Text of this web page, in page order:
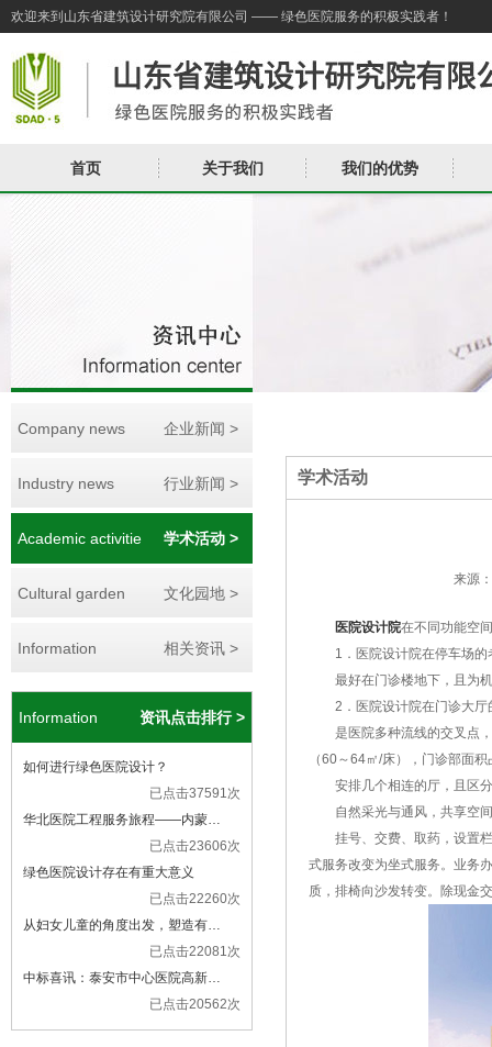
欢迎来到山东省建筑设计研究院有限公司 —— 绿色医院服务的积极实践者！
首页 关于我们 我们的优势
企业新闻 >
Company news
行业新闻 >
Industry news
学术活动 >
Academic activitie
文化园地 >
Cultural garden
相关资讯 >
Information
Information 资讯点击排行 >
如何进行绿色医院设计？
已点击37591次
华北医院工程服务旅程——内蒙…
已点击23606次
绿色医院设计存在有重大意义
已点击22260次
从妇女儿童的角度出发，塑造有…
已点击22081次
中标喜讯：泰安市中心医院高新…
已点击20562次
学术活动
来源
医院设计院在不同功能空
1．医院设计院在停车场的
最好在门诊楼地下，且为机
2．医院设计院在门诊大厅
是医院多种流线的交叉点，
（60～64㎡/床），门诊部面
安排几个相连的厅，且区
自然采光与通风，共享空间
挂号、交费、取药，设置栏
式服务改变为坐式服务。业务
质，排椅向沙发转变。除现金